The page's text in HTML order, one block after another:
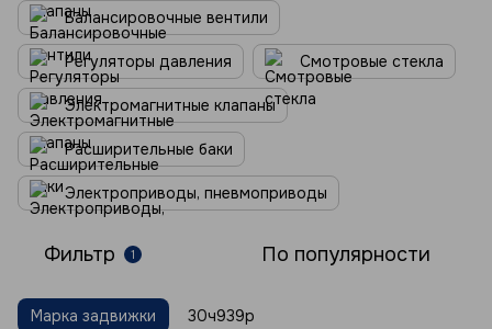
Балансировочные вентили
Регуляторы давления Смотровые стекла
Электромагнитные клапаны
Расширительные баки
Электроприводы, пневмоприводы
Фильтр 1 По популярности
Марка задвижки 30ч939р